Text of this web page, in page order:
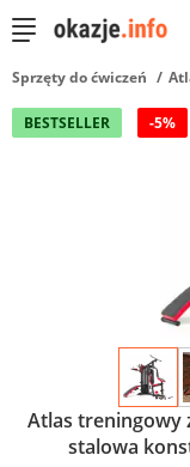
Sprzęty do ćwiczeń
BESTSELLER -5%
Atlas treningowy
stalowa